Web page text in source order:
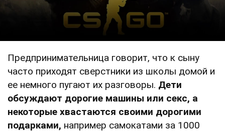
Предпринимательница говорит, что к сыну
часто приходят сверстники из школы домой и
ее немного пугают их разговоры. Дети
обсуждают дорогие машины или секс, а
некоторые хвастаются своими дорогими
подарками, например самокатами за 1000